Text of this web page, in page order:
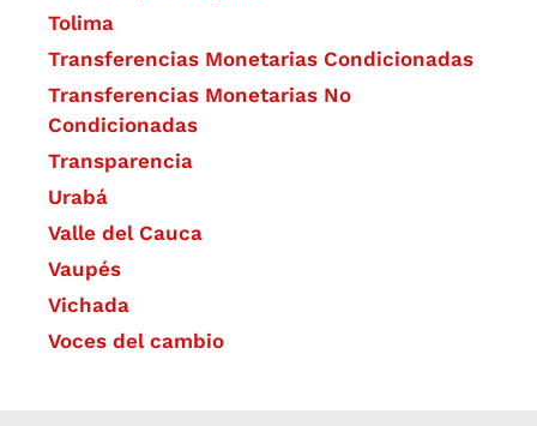
Tolima
Transferencias Monetarias Condicionadas
Transferencias Monetarias No
Condicionadas
Transparencia
Urabá
Valle del Cauca
Vaupés
Vichada
Voces del cambio